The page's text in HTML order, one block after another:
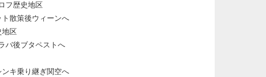
フ歴史地区
散策後ウィーンへ
区
バ後ブタペストへ
キ乗り継ぎ関空へ